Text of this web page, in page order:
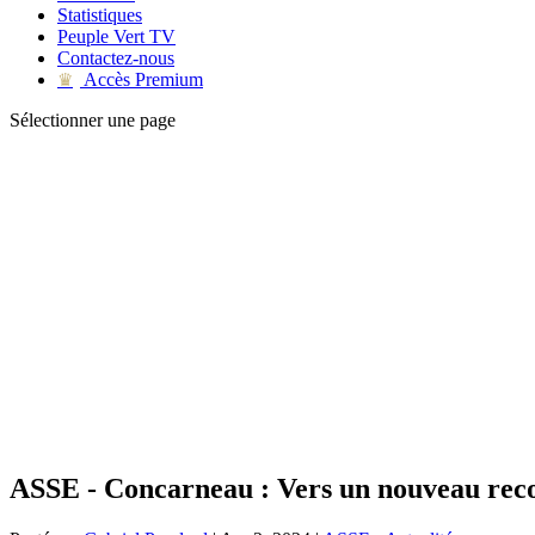
Statistiques
Peuple Vert TV
Contactez-nous
♛
Accès Premium
Sélectionner une page
ASSE - Concarneau : Vers un nouveau